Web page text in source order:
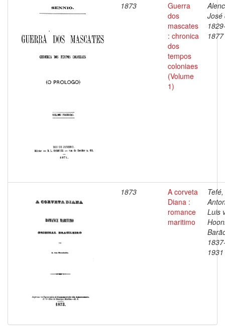
1873
Guerra
dos
mascates
: chronica
dos
tempos
coloniaes
(Volume
1)
José
1877
1873
A corveta
Diana :
romance
maritimo
Tefé,
Luis
1931